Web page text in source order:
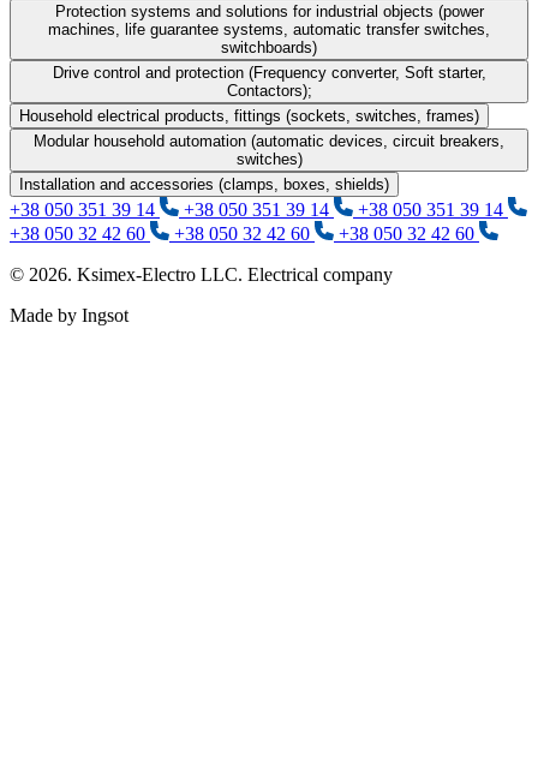
Protection systems and solutions for industrial objects (power
machines, life guarantee systems, automatic transfer switches,
switchboards)
Drive control and protection (Frequency converter, Soft starter,
Contactors);
Household electrical products, fittings (sockets, switches, frames)
Modular household automation (automatic devices, circuit breakers,
switches)
Installation and accessories (clamps, boxes, shields)
+38 050 351 39 14 +38 050 351 39 14
+38 050 351 39 14
+38 050 32 42 60
+38 050 32 42 60
+38 050 32 42 60
© 2026. Ksimex-Electro LLC. Electrical company
Made by Ingsot